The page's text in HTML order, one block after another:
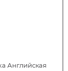
Английская